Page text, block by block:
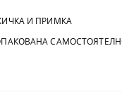
И ПРИМКА